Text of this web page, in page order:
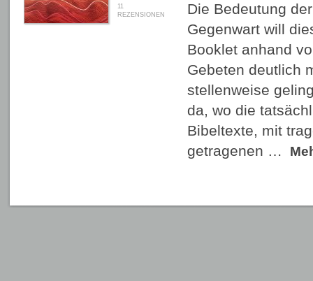
11
REZENSIONEN
Die Bedeutung
Gegenwart will
Booklet anhand
Gebeten deutlich
stellenweise
da, wo die
Bibeltexte, mit
getragenen …